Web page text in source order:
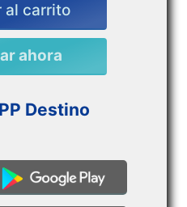
al carrito
ahora
Destino